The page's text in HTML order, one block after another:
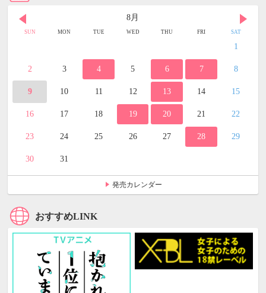
8月
SUN MON TUE WED THU FRI SAT
1
2 3 4 5 6 7 8
9 10 11 12 13 14 15
16 17 18 19 20 21 22
23 24 25 26 27 28 29
30 31
発売カレンダー
おすすめLINK